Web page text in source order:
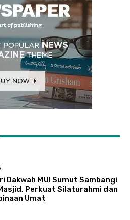
Dakwah MUI Sumut Sambangi
Perkuat Silaturahmi dan
Umat